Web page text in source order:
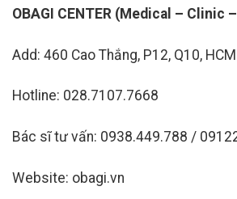
OBAGI CENTER (Medical – Clinic
Add: 460 Cao Thắng, P12, Q10, HCM
Hotline: 028.7107.7668
Bác sĩ tư vấn: 0938.449.788 /
Website: obagi.vn